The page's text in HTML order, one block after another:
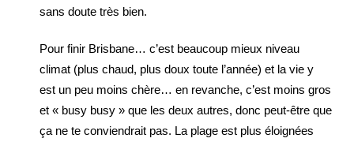
sans doute très bien.
Pour finir Brisbane… c’est beaucoup mieux niveau
climat (plus chaud, plus doux toute l’année) et la vie y
est un peu moins chère… en revanche, c’est moins gros
et « busy busy » que les deux autres, donc peut-être que
ça ne te conviendrait pas. La plage est plus éloignées